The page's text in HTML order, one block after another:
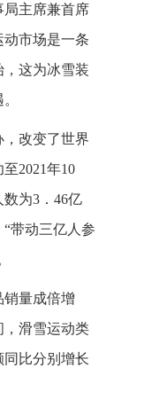
局主席兼首席
市场是一条
这为冰雪装
改变了世界
2021年10
为3．46亿
“带动三亿人参
量成倍增
，滑雪运动类
比分别增长